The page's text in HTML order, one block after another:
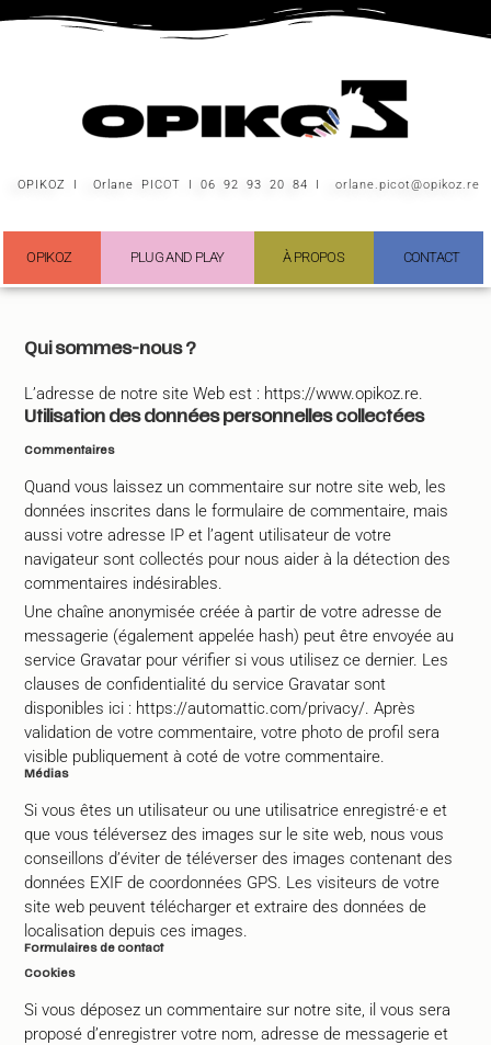
OPIKOZ I Orlane PICOT I 06 92 93 20 84 I orlane.picot@opikoz.re
OPIKOZ PLUG AND PLAY À PROPOS CONTACT
Qui sommes-nous ?
L’adresse de notre site Web est : https://www.opikoz.re.
Utilisation des données personnelles collectées
Commentaires
Quand vous laissez un commentaire sur notre site web, les
données inscrites dans le formulaire de commentaire, mais
aussi votre adresse IP et l’agent utilisateur de votre
navigateur sont collectés pour nous aider à la détection des
commentaires indésirables.
Une chaîne anonymisée créée à partir de votre adresse de
messagerie (également appelée hash) peut être envoyée au
service Gravatar pour vérifier si vous utilisez ce dernier. Les
clauses de confidentialité du service Gravatar sont
disponibles ici : https://automattic.com/privacy/. Après
validation de votre commentaire, votre photo de profil sera
visible publiquement à coté de votre commentaire.
Médias
Si vous êtes un utilisateur ou une utilisatrice enregistré·e et
que vous téléversez des images sur le site web, nous vous
conseillons d’éviter de téléverser des images contenant des
données EXIF de coordonnées GPS. Les visiteurs de votre
site web peuvent télécharger et extraire des données de
localisation depuis ces images.
Formulaires de contact
Cookies
Si vous déposez un commentaire sur notre site, il vous sera
proposé d’enregistrer votre nom, adresse de messagerie et